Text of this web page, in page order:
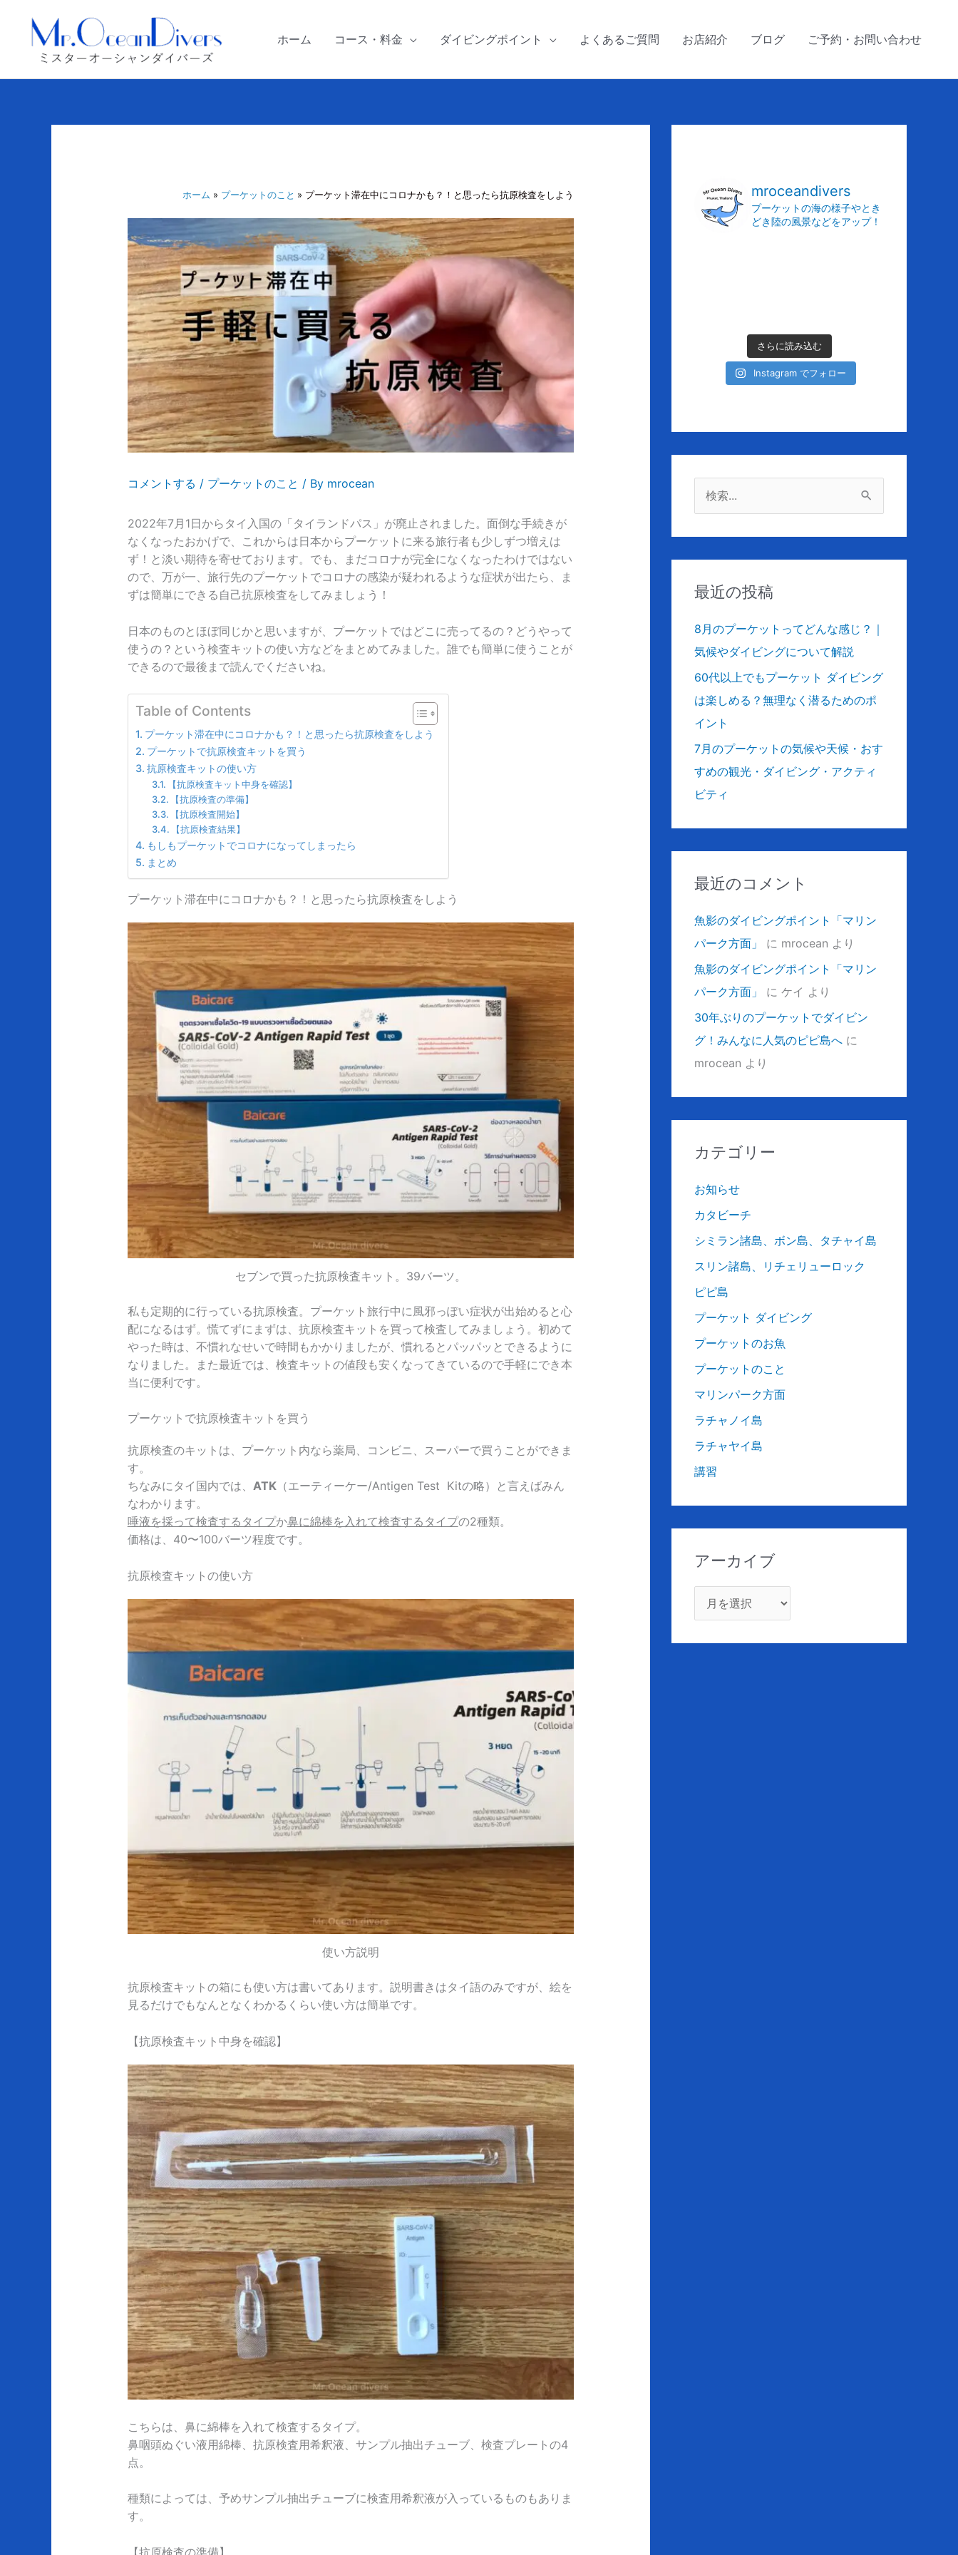
キ
ホーム コース・料金 ダイビングポイント よくあるご質問 お店紹介 ブログ ご予約・お問い合わせ
ホーム プーケットのこと プーケット滞在中にコロナかも？！と思ったら抗原検査をしよう
コメントする / プーケットのこと / By mrocean
2022年7月1日からタイ入国の「タイランドパス」が廃止されました。面倒な手続きが
なくなったおかげで、これからは日本からプーケットに来る旅行者も少しずつ増えは
ず！と淡い期待を寄せております。でも、まだコロナが完全になくなったわけではない
ので、万が一、旅行先のプーケットでコロナの感染が疑われるような症状が出たら、ま
ずは簡単にできる自己抗原検査をしてみましょう！
日本のものとほぼ同じかと思いますが、プーケットではどこに売ってるの？どうやって
使うの？という検査キットの使い方などをまとめてみました。誰でも簡単に使うことが
できるので最後まで読んでくださいね。
Table of Contents
プーケット滞在中にコロナかも？！と思ったら抗原検査をしよう
プーケットで抗原検査キットを買う
抗原検査キットの使い方
【抗原検査キット中身を確認】
【抗原検査の準備】
【抗原検査開始】
【抗原検査結果】
もしもプーケットでコロナになってしまったら
まとめ
プーケット滞在中にコロナかも？！と思ったら抗原検査をしよう
セブンで買った抗原検査キット。39バーツ。
私も定期的に行っている抗原検査。プーケット旅行中に風邪っぽい症状が出始めると心
配になるはず。慌てずにまずは、抗原検査キットを買って検査してみましょう。初めて
やった時は、不慣れなせいで時間もかかりましたが、慣れるとパッパッとできるように
なりました。また最近では、検査キットの値段も安くなってきているので手軽にでき本
当に便利です。
プーケットで抗原検査キットを買う
抗原検査のキットは、プーケット内なら薬局、コンビニ、スーパーで買うことができま
す。
ちなみにタイ国内では、 ATK（エーティーケー/Antigen Test Kitの略）と言えばみん
なわかります。
唾液を採って検査するタイプか鼻に綿棒を入れて検査するタイプの2種類。
価格は、40〜100バーツ程度です。
抗原検査キットの使い方
使い方説明
抗原検査キットの箱にも使い方は書いてあります。説明書きはタイ語のみですが、絵を
見るだけでもなんとなくわかるくらい使い方は簡単です。
【抗原検査キット中身を確認】
こちらは、鼻に綿棒を入れて検査するタイプ。
鼻咽頭ぬぐい液用綿棒、抗原検査用希釈液、サンプル抽出チューブ、検査プレートの4
点。
種類によっては、予めサンプル抽出チューブに検査用希釈液が入っているものもありま
す。
【抗原検査の準備】
mroceandivers
プーケットの海の様子やとき
どき陸の風景などをアップ！
さらに読み込む
Instagram でフォロー
:最近の投稿
8月のプーケットってどんな感じ？｜
気候やダイビングについて解説
60代以上でもプーケット ダイビング
は楽しめる？無理なく潜るためのポ
イント
7月のプーケットの気候や天候・おす
すめの観光・ダイビング・アクティ
ビティ
最近のコメント
魚影のダイビングポイント「マリン
パーク方面」
に mrocean より
魚影のダイビングポイント「マリン
パーク方面」
に ケイ より
30年ぶりのプーケットでダイビン
グ！みんなに人気のピピ島へ に
mrocean より
カテゴリー
お知らせ
カタビーチ
シミラン諸島、ボン島、タチャイ島
スリン諸島、リチェリューロック
ピピ島
プーケット ダイビング
プーケットのお魚
プーケットのこと
マリンパーク方面
ラチャノイ島
ラチャヤイ島
講習
アーカイブ